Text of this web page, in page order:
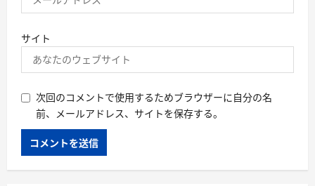
サイト
次回のコメントで使用するためブラウザーに自分の名
前、メールアドレス、サイトを保存する。